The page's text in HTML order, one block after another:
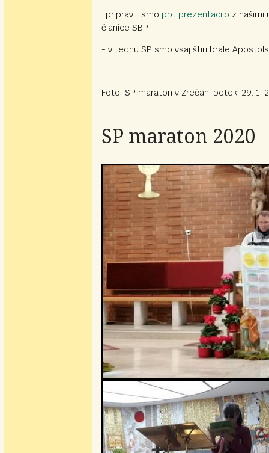
. pripravili smo ppt prezentacijo z našimi
članice SBP
- v tednu SP smo vsaj štiri brale
Foto: SP maraton v Zrečah, petek, 29. 1.
SP maraton 2020